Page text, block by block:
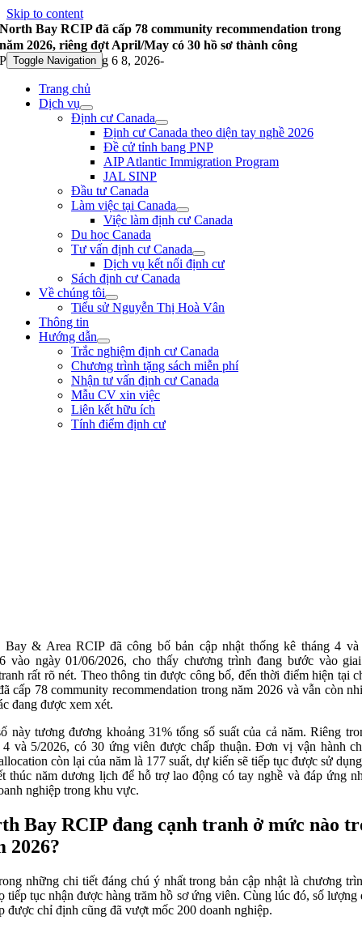
Skip to content
Toggle Navigation
Trang chủ
Dịch vụ
Định cư Canada
Định cư Canada theo diện tay nghề 2026
Đề cử tỉnh bang PNP
AIP Atlantic Immigration Program
JAL SINP
Đầu tư Canada
Làm việc tại Canada
Việc làm định cư Canada
Du học Canada
Tư vấn định cư Canada
Dịch vụ kết nối định cư
Sách định cư Canada
Về chúng tôi
Tiểu sử Nguyễn Thị Hoà Vân
Thông tin
Hướng dẫn
Trắc nghiệm định cư Canada
Chương trình tặng sách miễn phí
Nhận tư vấn định cư Canada
Mẫu CV xin việc
Liên kết hữu ích
Tính điểm định cư
North Bay RCIP đã cấp 78 community recommendation trong
năm 2026, riêng đợt April/May có 30 hồ sơ thành công
Published On: Tháng 6 8, 2026-
Bay & Area RCIP đã công bố bản cập nhật thống kê tháng 4 và
vào ngày 01/06/2026, cho thấy chương trình đang bước vào
rất rõ nét. Theo thông tin được công bố, đến thời điểm hiện tại
cấp 78 community recommendation trong năm 2026 và vẫn còn
đang được xem xét.
này tương đương khoảng 31% tổng số suất của cả năm. Riêng
4 và 5/2026, có 30 ứng viên được chấp thuận. Đơn vị vận hành
còn lại của năm là 177 suất, dự kiến sẽ tiếp tục được sử
thúc năm dương lịch để hỗ trợ lao động có tay nghề và đáp ứng
nghiệp trong khu vực.
Bay RCIP đang cạnh tranh ở mức nào
2026?
những chi tiết đáng chú ý nhất trong bản cập nhật là chương
tiếp tục nhận được hàng trăm hồ sơ ứng viên. Cùng lúc đó, số lượng
được chỉ định cũng đã vượt mốc 200 doanh nghiệp.